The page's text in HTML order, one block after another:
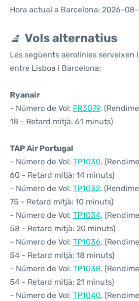
Hora actual a Barcelona: 2026-
Vols alternatius
Les següents aerolínies serveixen
entre Lisboa i Barcelona:
Ryanair
- Número de Vol: FR3079.
18 - Retard mitjà: 61 minuts)
TAP Air Portugal
- Número de Vol: TP1030.
60 - Retard mitjà: 14 minuts)
- Número de Vol: TP1032.
75 - Retard mitjà: 10 minuts)
- Número de Vol: TP1034.
58 - Retard mitjà: 20 minuts)
- Número de Vol: TP1036.
54 - Retard mitjà: 18 minuts)
- Número de Vol: TP1038.
54 - Retard mitjà: 21 minuts)
- Número de Vol: TP1040.